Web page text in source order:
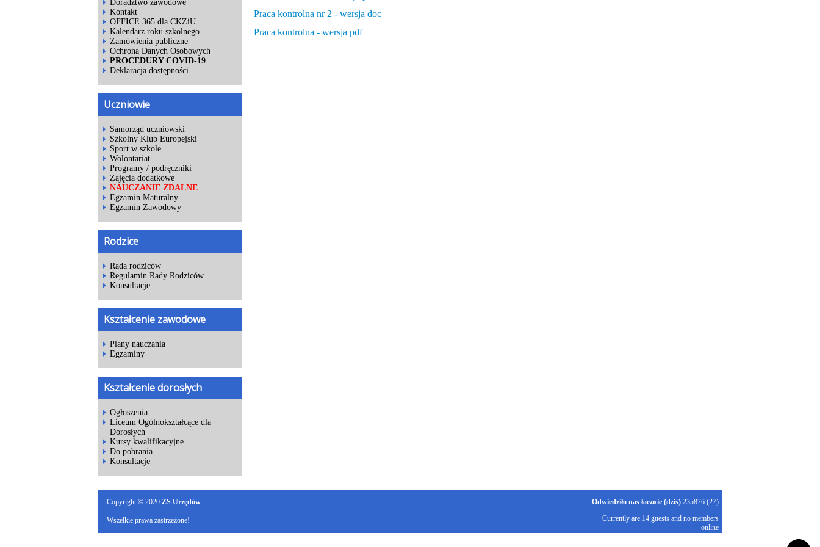
Doradztwo zawodowe
Kontakt
OFFICE 365 dla CKZiU
Kalendarz roku szkolnego
Zamówienia publiczne
Ochrona Danych Osobowych
PROCEDURY COVID-19
Deklaracja dostępności
Uczniowie
Samorząd uczniowski
Szkolny Klub Europejski
Sport w szkole
Wolontariat
Programy / podręczniki
Zajęcia dodatkowe
NAUCZANIE ZDALNE
Egzamin Maturalny
Egzamin Zawodowy
Rodzice
Rada rodziców
Regulamin Rady Rodziców
Konsultacje
Kształcenie zawodowe
Plany nauczania
Egzaminy
Kształcenie dorosłych
Ogłoszenia
Liceum Ogólnokształcące dla
Dorosłych
Kursy kwalifikacyjne
Do pobrania
Konsultacje
Praca kontrolna nr 2 - wersja doc
Praca kontrolna - wersja pdf
Copyright © 2020 ZS Urzędów.
Wszelkie prawa zastrzeżone!
Odwiedziło nas łacznie (dziś) 235876 (27)
Currently are 14 guests and no members
online